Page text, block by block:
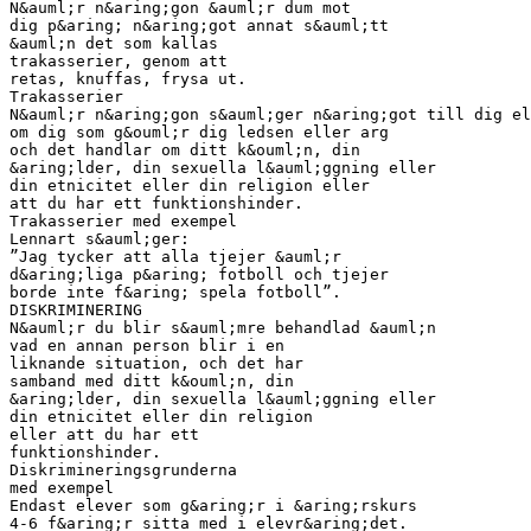
N&auml;r n&aring;gon &auml;r dum mot
dig p&aring; n&aring;got annat s&auml;tt
&auml;n det som kallas
trakasserier, genom att
retas, knuffas, frysa ut.
Trakasserier
N&auml;r n&aring;gon s&auml;ger n&aring;got till dig
om dig som g&ouml;r dig ledsen eller arg
och det handlar om ditt k&ouml;n, din
&aring;lder, din sexuella l&auml;ggning eller
din etnicitet eller din religion eller
att du har ett funktionshinder.
Trakasserier med exempel
Lennart s&auml;ger:
”Jag tycker att alla tjejer &auml;r
d&aring;liga p&aring; fotboll och tjejer
borde inte f&aring; spela fotboll”.
DISKRIMINERING
N&auml;r du blir s&auml;mre behandlad &auml;n
vad en annan person blir i en
liknande situation, och det har
samband med ditt k&ouml;n, din
&aring;lder, din sexuella l&auml;ggning eller
din etnicitet eller din religion
eller att du har ett
funktionshinder.
Diskrimineringsgrunderna
med exempel
Endast elever som g&aring;r i &aring;rskurs
4-6 f&aring;r sitta med i elevr&aring;det.